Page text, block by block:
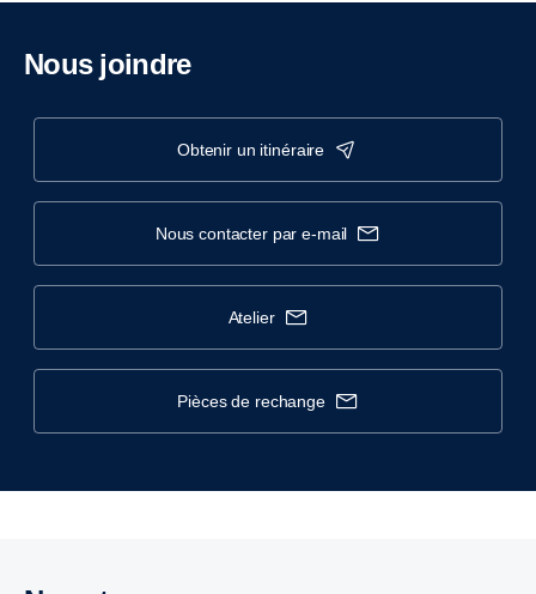
Nous joindre
obtenir un itinéraire
nous contacter par e-mail
atelier
pièces de rechange